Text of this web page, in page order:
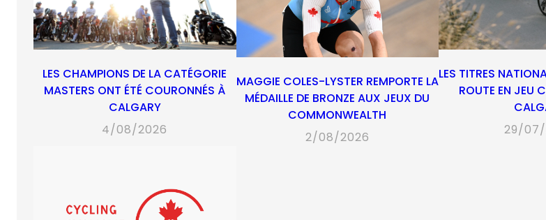
LES CHAMPIONS DE LA CATÉGORIE
MASTERS ONT ÉTÉ COURONNÉS À
CALGARY
4/08/2026
MAGGIE COLES-LYSTER REMPORTE LA
MÉDAILLE DE BRONZE AUX JEUX DU
COMMONWEALTH
2/08/2026
LES TITRES
ROUTE EN JEU
29/